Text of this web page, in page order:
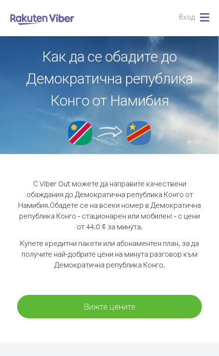
Вход
Как да се обадите до
Демократична република
Конго от Намибия
С Viber Out можете да направите качествени
обаждания до Демократична република Конго от
Намибия.Обадете се на всеки номер в Демократична
република Конго - стационарен или мобилен! - с цени
от 44.0 ¢ за минута.
Купете кредитни пакети или абонаментен план, за да
получите най-добрите цени на минута разговор към
Демократична република Конго.
Вижте цените